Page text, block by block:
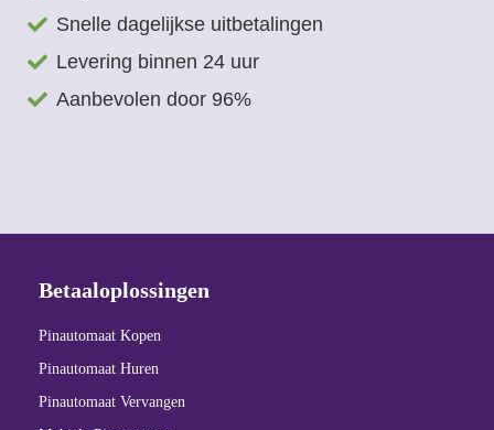
Snelle dagelijkse uitbetalingen
Levering binnen 24 uur
Aanbevolen door 96%
Betaaloplossingen
Pinautomaat Kopen
Pinautomaat Huren
Pinautomaat Vervangen